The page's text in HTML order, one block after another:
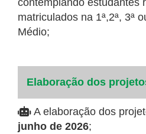
contemplando estudantes
matriculados na 1ª,2ª, 3ª
Médio;
Elaboração dos
A elaboração dos
junho de 2026;